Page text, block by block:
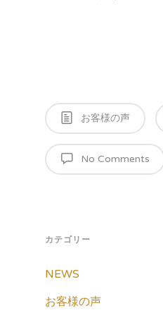
お客様の声
No Comments
カテゴリー
NEWS
お客様の声